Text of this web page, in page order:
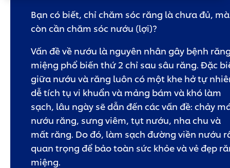
nào
được
cho
Bạn có biết, chỉ chăm sóc răng là chưa đủ, mà
còn cần chăm sóc nướu (lợi)?
Vấn đề về nướu là nguyên nhân gây bệnh
miệng phổ biến thứ 2 chỉ sau sâu răng. Đặc
giữa nướu và răng luôn có một khe hở tự
dễ tích tụ vi khuẩn và mảng bám và khó làm
sạch, lâu ngày sẽ dẫn đến các vấn đề: chảy
nướu răng, sưng viêm, tụt nướu, nha chu và
mất răng. Do đó, làm sạch đường viền nướu
quan trọng để bảo toàn sức khỏe và vẻ đẹp
miệng.